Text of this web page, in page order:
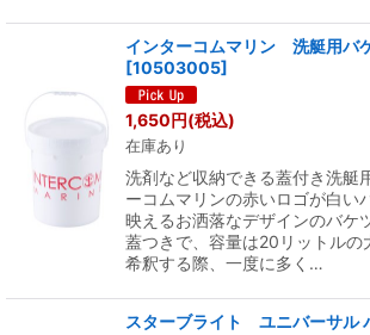
インターコムマリン 洗艇用バ
[10503005]
1,650円(税込)
在庫あり
洗剤など収納できる蓋付き洗艇
ーコムマリンの赤いロゴが白い
映えるお洒落なデザインのバケ
蓋つきで、容量は20リットルの
希釈する際、一度に多く…
スターブライト ユニバーサル